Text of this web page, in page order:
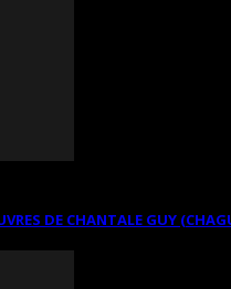
DE CHANTALE GUY